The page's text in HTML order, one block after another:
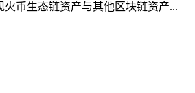
币生态链资产与其他区块链资产...